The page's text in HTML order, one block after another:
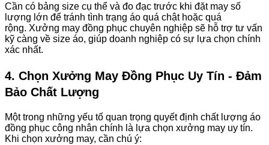
Cần có bảng size cụ thể và đo đạc trước khi đặt may số
lượng lớn để tránh tình trạng áo quá chật hoặc quá
rộng. Xưởng may đồng phục chuyên nghiệp sẽ hỗ trợ tư vấn
kỹ càng về size áo, giúp doanh nghiệp có sự lựa chọn chính
xác nhất.
4. Chọn Xưởng May Đồng Phục Uy Tín - Đảm
Bảo Chất Lượng
Một trong những yếu tố quan trọng quyết định chất lượng áo
đồng phục công nhân chính là lựa chọn xưởng may uy tín.
Khi chọn xưởng may, cần chú ý: